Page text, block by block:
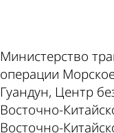
Министерство
операции
Гуандун, Центр
Восточно-
Восточно-